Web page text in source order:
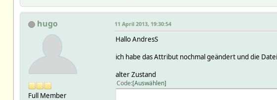
hugo
Full Member
11 April 2013, 19:30:54
Hallo AndresS
ich habe das Attribut nochmal geändert und die
alter Zustand
Code Auswählen